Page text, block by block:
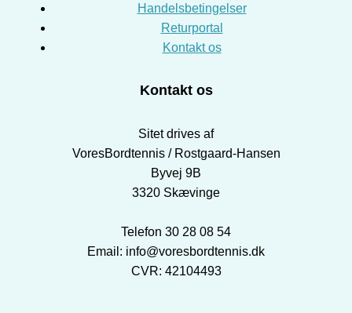
Handelsbetingelser
Returportal
Kontakt os
Kontakt os
Sitet drives af
VoresBordtennis / Rostgaard-Hansen
Byvej 9B
3320 Skævinge
Telefon 30 28 08 54
Email: info@voresbordtennis.dk
CVR: 42104493